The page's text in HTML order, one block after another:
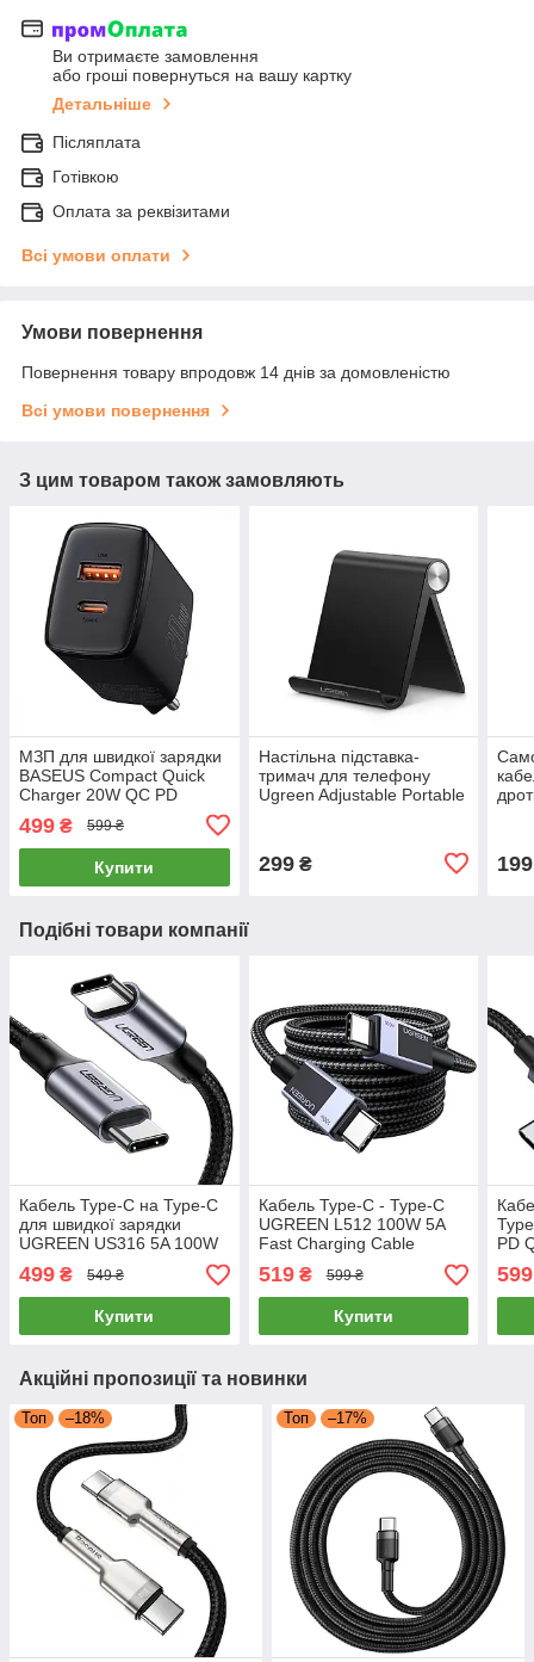
Ви отримаєте замовлення
або гроші повернуться на вашу картку
Детальніше
Післяплата
Готівкою
Оплата за реквізитами
Всі умови оплати
Умови повернення
Повернення товару впродовж 14 днів за домовленістю
Всі умови повернення
З цим товаром також замовляють
МЗП для швидкої зарядки
BASEUS Compact Quick
Charger 20W QC PD
|Type-C + USB| (чорний)
499 ₴ 599 ₴
Купити
Настільна підставка-
тримач для телефону
Ugreen Adjustable Portable
299₴ 199
Подібні товари компанії
Кабель Type-C на Type-C
для швидкої зарядки
UGREEN US316 5A 100W
QC4.0 PD2.0 2 метри
(черный)
499 ₴ 549 ₴
Купити
Кабель Type-C - Type-C
UGREEN L512 100W 5A
Fast Charging Cable
посилений дріт для
швидкої зарядки тайп-сі
тайп-сі 3 метри (сірий)
519₴ 599 ₴
Купити
PD
599
Акційні пропозиції та новинки
Топ –18% Топ –17%